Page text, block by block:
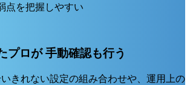
点を把握しやすい
プロが 手動確認も行う
きれない設定の組み合わせや、運用上の